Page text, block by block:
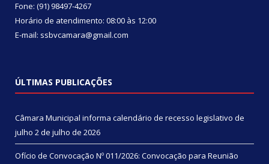
Fone: (91) 98497-4267
Horário de atendimento: 08:00 às 12:00
E-mail: ssbvcamara@gmail.com
ÚLTIMAS PUBLICAÇÕES
Câmara Municipal informa calendário de recesso legislativo de
julho 2 de julho de 2026
Ofício de Convocação Nº 011/2026: Convocação para Reunião